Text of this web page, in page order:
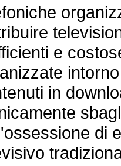
e
in
di